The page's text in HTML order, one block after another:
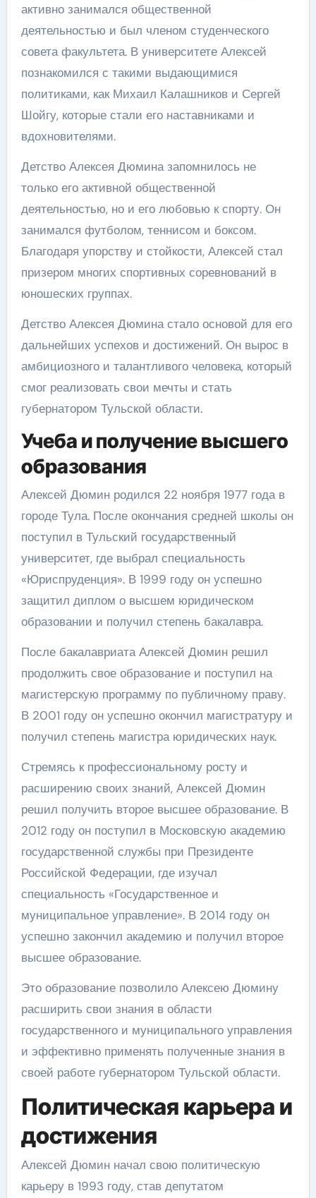
активно занимался общественной
деятельностью и был членом студенческого
совета факультета. В университете Алексей
познакомился с такими выдающимися
политиками, как Михаил Калашников и Сергей
Шойгу, которые стали его наставниками и
вдохновителями.
Детство Алексея Дюмина запомнилось не
только его активной общественной
деятельностью, но и его любовью к спорту. Он
занимался футболом, теннисом и боксом.
Благодаря упорству и стойкости, Алексей стал
призером многих спортивных соревнований в
юношеских группах.
Детство Алексея Дюмина стало основой для его
дальнейших успехов и достижений. Он вырос в
амбициозного и талантливого человека, который
смог реализовать свои мечты и стать
губернатором Тульской области.
Учеба и получение высшего
образования
Алексей Дюмин родился 22 ноября 1977 года в
городе Тула. После окончания средней школы он
поступил в Тульский государственный
университет, где выбрал специальность
«Юриспруденция». В 1999 году он успешно
защитил диплом о высшем юридическом
образовании и получил степень бакалавра.
После бакалавриата Алексей Дюмин решил
продолжить свое образование и поступил на
магистерскую программу по публичному праву.
В 2001 году он успешно окончил магистратуру и
получил степень магистра юридических наук.
Стремясь к профессиональному росту и
расширению своих знаний, Алексей Дюмин
решил получить второе высшее образование. В
2012 году он поступил в Московскую академию
государственной службы при Президенте
Российской Федерации, где изучал
специальность «Государственное и
муниципальное управление». В 2014 году он
успешно закончил академию и получил второе
высшее образование.
Это образование позволило Алексею Дюмину
расширить свои знания в области
государственного и муниципального управления
и эффективно применять полученные знания в
своей работе губернатором Тульской области.
Политическая карьера и
достижения
Алексей Дюмин начал свою политическую
карьеру в 1993 году, став депутатом